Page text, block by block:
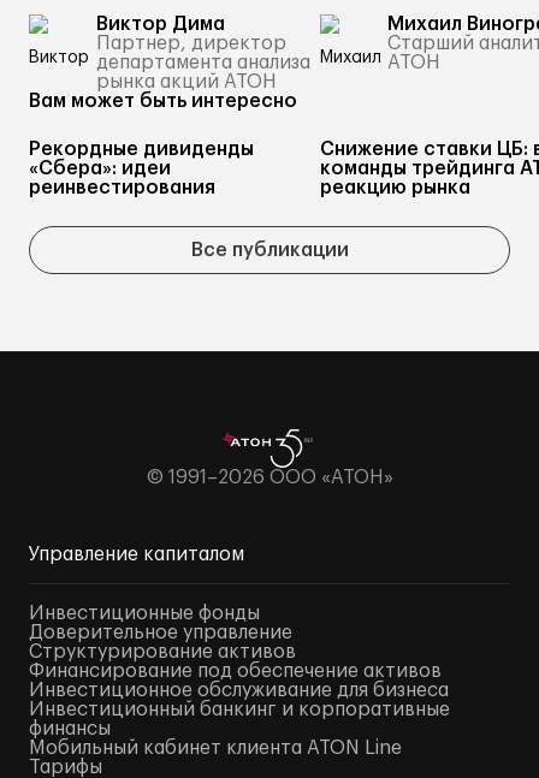
Виктор Дима
Партнер, директор
департамента анализа
рынка акций АТОН
Михаил
Старший
АТОН
Вам может быть интересно
Рекордные дивиденды
«Сбера»: идеи
реинвестирования
Снижение ставки ЦБ:
команды трейдинга
реакцию рынка
Все публикации
© 1991–2026 ООО «АТОН»
Управление капиталом
Инвестиционные фонды
Доверительное управление
Структурирование активов
Финансирование под обеспечение активов
Инвестиционное обслуживание для бизнеса
Инвестиционный банкинг и корпоративные
финансы
Мобильный кабинет клиента ATON Line
Тарифы